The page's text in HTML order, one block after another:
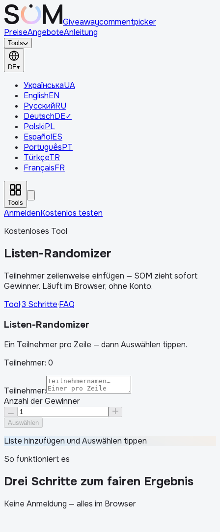
Giveawaycommentpicker
PreiseAngeboteAnleitung
Tools
DE▾
УкраїнськаUA
EnglishEN
РусскийRU
DeutschDE✓
PolskiPL
EspañolES
PortuguêsPT
TürkçeTR
FrançaisFR
Tools
AnmeldenKostenlos testen
Kostenloses Tool
Listen-Randomizer
Teilnehmer zeilenweise einfügen — SOM zieht sofort
Gewinner. Läuft im Browser, ohne Konto.
Tool·3 Schritte·FAQ
Listen-Randomizer
Ein Teilnehmer pro Zeile — dann Auswählen tippen.
Teilnehmer: 0
Teilnehmer:
Anzahl der Gewinner
Auswählen
Liste hinzufügen und Auswählen tippen
So funktioniert es
Drei Schritte zum fairen Ergebnis
Keine Anmeldung — alles im Browser